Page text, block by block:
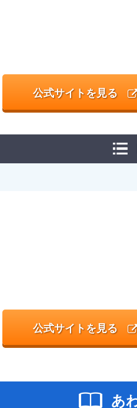
公式サイトを見る
公式サイトを見る
あ